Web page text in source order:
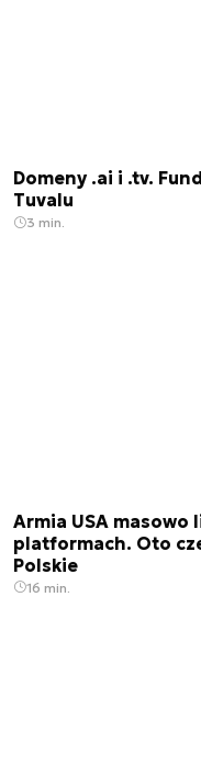
Domeny .ai i .tv.
Tuvalu
3 min.
Armia USA masowo
platformach. Oto
Polskie
16 min.